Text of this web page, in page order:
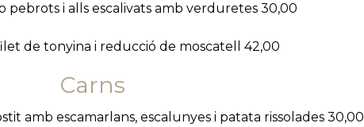
pebrots i alls escalivats amb verduretes 30,00
de tonyina i reducció de moscatell 42,00
Carns
amb escamarlans, escalunyes i patata rissolades 30,00